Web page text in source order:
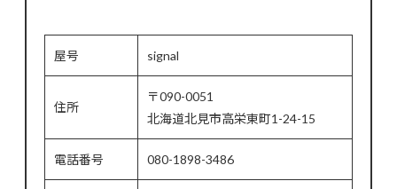
屋号 signal
住所
〒090-0051
北海道北見市高栄東町1-24-15
電話番号 080-1898-3486